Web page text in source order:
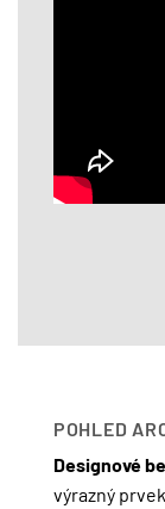
POHLED
Designové
výrazný